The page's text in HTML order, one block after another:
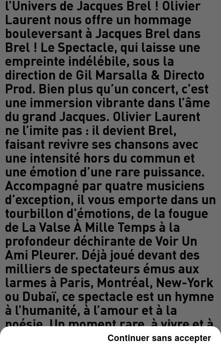
l’Univers de Jacques Brel ! Olivier
Laurent nous offre un hommage
bouleversant à Jacques Brel dans
Brel ! Le Spectacle, qui laisse une
empreinte indélébile, sous la
direction de Gil Marsalla & Directo
Prod. Bien plus qu’un concert, c’est
une immersion vibrante dans l’âme
du grand Jacques. Olivier Laurent
ne l’imite pas : il devient Brel,
faisant revivre ses chansons avec
une intensité hors du commun et
une émotion d’une rare puissance.
Accompagné par quatre musiciens
d’exception, il vous emporte dans un
tourbillon d’émotions, de la fougue
de La Valse À Mille Temps à la
profondeur déchirante de Voir Un
Ami Pleurer. Déjà joué devant des
milliers de spectateurs émus aux
larmes à Paris, Montréal, New-York
ou Dubaï, ce spectacle est un hymne
à l’humanité, à l’amour et à la
poésie. Un moment rare, à vivre et à
chérir pour toujours. Olivier
Continuer sans accepter